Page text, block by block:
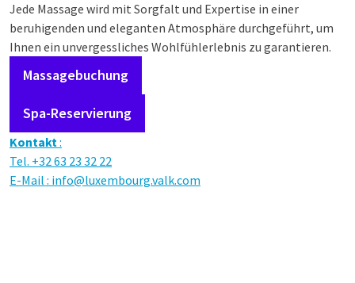
Jede Massage wird mit Sorgfalt und Expertise in einer
beruhigenden und eleganten Atmosphäre durchgeführt, um
Ihnen ein unvergessliches Wohlfühlerlebnis zu garantieren.
Massagebuchung
Spa-Reservierung
Kontakt:
Tel. +32 63 23 32 22
E-Mail : info@luxembourg.valk.com